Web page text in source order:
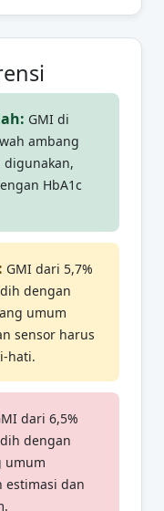
GMI di
ambang
digunakan,
HbA1c
GMI dari 5,7%
dengan
umum
sensor harus
hati.
dari 6,5%
dengan
umum
estimasi dan